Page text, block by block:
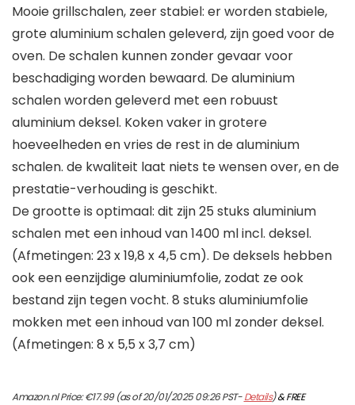
Mooie grillschalen, zeer stabiel: er worden stabiele,
grote aluminium schalen geleverd, zijn goed voor de
oven. De schalen kunnen zonder gevaar voor
beschadiging worden bewaard. De aluminium
schalen worden geleverd met een robuust
aluminium deksel. Koken vaker in grotere
hoeveelheden en vries de rest in de aluminium
schalen. de kwaliteit laat niets te wensen over, en de
prestatie-verhouding is geschikt.
De grootte is optimaal: dit zijn 25 stuks aluminium
schalen met een inhoud van 1400 ml incl. deksel.
(Afmetingen: 23 x 19,8 x 4,5 cm). De deksels hebben
ook een eenzijdige aluminiumfolie, zodat ze ook
bestand zijn tegen vocht. 8 stuks aluminiumfolie
mokken met een inhoud van 100 ml zonder deksel.
(Afmetingen: 8 x 5,5 x 3,7 cm)
Amazon.nl Price:€17.99(as of 20/01/2025 09:26 PST-Details)&FREE